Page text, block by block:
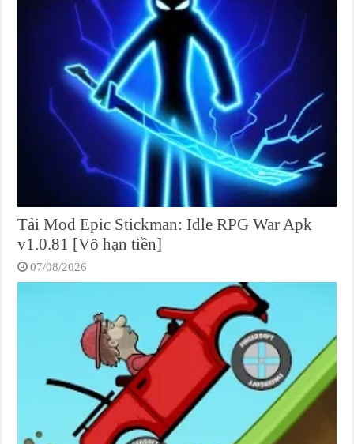
Tải Mod Epic Stickman: Idle RPG War Apk
v1.0.81 [Vô hạn tiền]
07/08/2026